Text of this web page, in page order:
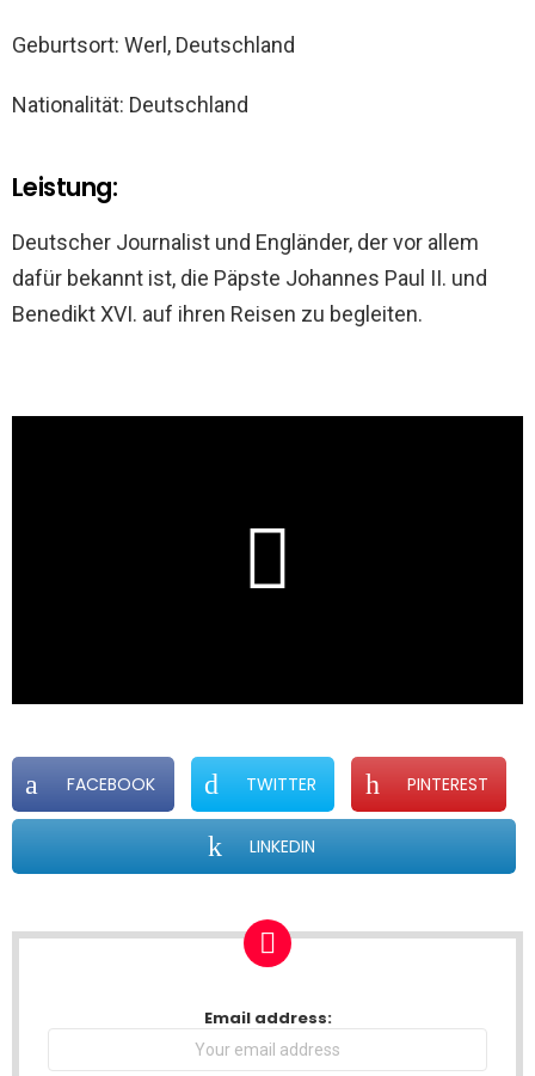
Geburtsort: Werl, Deutschland
Nationalität: Deutschland
Leistung:
Deutscher Journalist und Engländer, der vor allem
dafür bekannt ist, die Päpste Johannes Paul II. und
Benedikt XVI. auf ihren Reisen zu begleiten.
FACEBOOK TWITTER PINTEREST
LINKEDIN
Email address: